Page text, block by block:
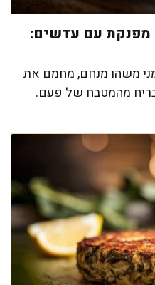
מפנקת עם עדשים:
משהו מנחם, מחמם את
מהמטבח של פעם.